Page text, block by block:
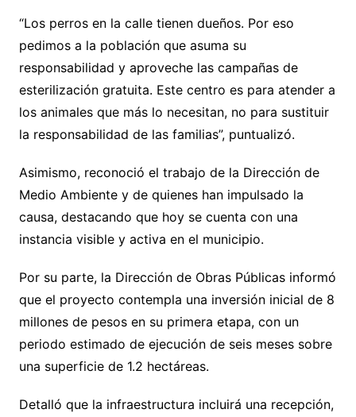
“Los perros en la calle tienen dueños. Por eso
pedimos a la población que asuma su
responsabilidad y aproveche las campañas de
esterilización gratuita. Este centro es para atender a
los animales que más lo necesitan, no para sustituir
la responsabilidad de las familias”, puntualizó.
Asimismo, reconoció el trabajo de la Dirección de
Medio Ambiente y de quienes han impulsado la
causa, destacando que hoy se cuenta con una
instancia visible y activa en el municipio.
Por su parte, la Dirección de Obras Públicas informó
que el proyecto contempla una inversión inicial de 8
millones de pesos en su primera etapa, con un
periodo estimado de ejecución de seis meses sobre
una superficie de 1.2 hectáreas.
Detalló que la infraestructura incluirá una recepción,